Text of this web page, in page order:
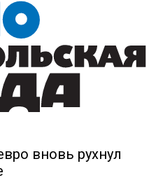
вновь рухнул